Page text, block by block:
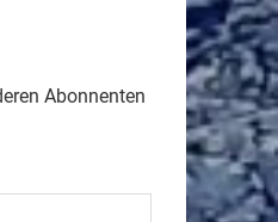
Abonnenten